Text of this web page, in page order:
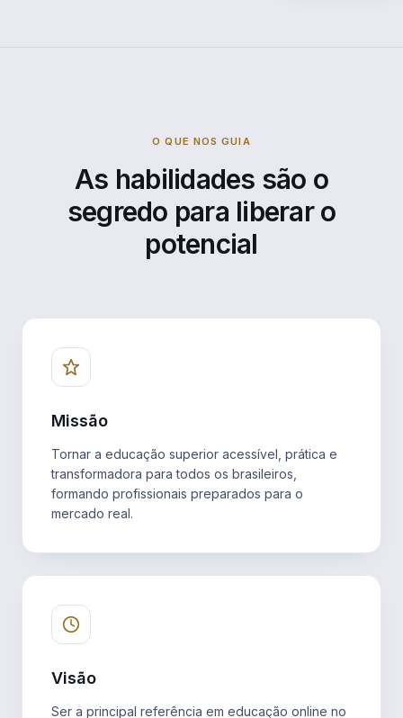
O QUE NOS GUIA
As habilidades são o
segredo para liberar o
potencial
Missão
Tornar a educação superior acessível, prática e
transformadora para todos os brasileiros,
formando profissionais preparados para o
mercado real.
Visão
Ser a principal referência em educação online no